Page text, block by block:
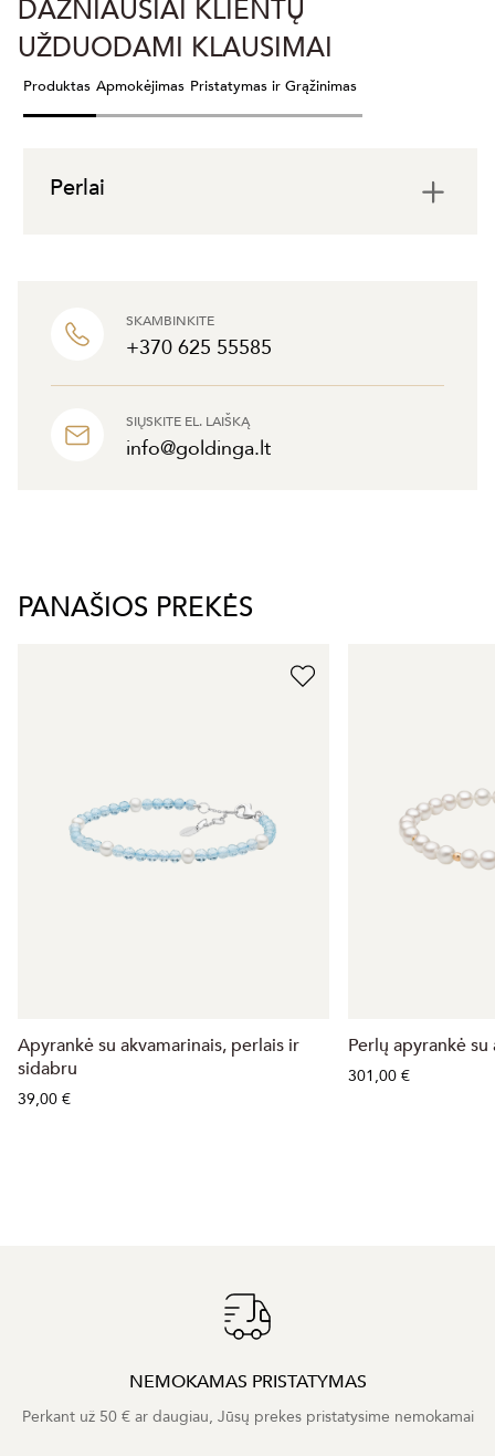
SKAMBINKITE
+370 625 55585
SIŲSKITE EL. LAIŠKĄ
info@goldinga.lt
DAŽNIAUSIAI KLIENTŲ
UŽDUODAMI KLAUSIMAI
Produktas Apmokėjimas Pristatymas ir Grąžinimas
Perlai
PANAŠIOS PREKĖS
Apyrankė su akvamarinais, perlais ir
sidabru
39,00 €
Perlų apyrankė su
301,00 €
NEMOKAMAS PRISTATYMAS
Perkant už 50 € ar daugiau, Jūsų prekes pristatysime nemokamai